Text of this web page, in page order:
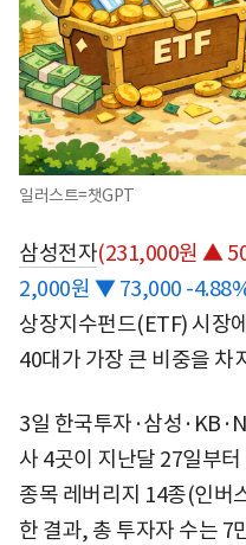
일러스트=챗GPT
삼성전자(231,000원 ▲
2,000원 ▼ 73,000 -
상장지수펀드(ETF) 시장
40대가 가장 큰 비중을 차
3일 한국투자·삼성
사 4곳이 지난달 27일부
종목 레버리지 14종(인버
한 결과, 총 투자자 수는 7